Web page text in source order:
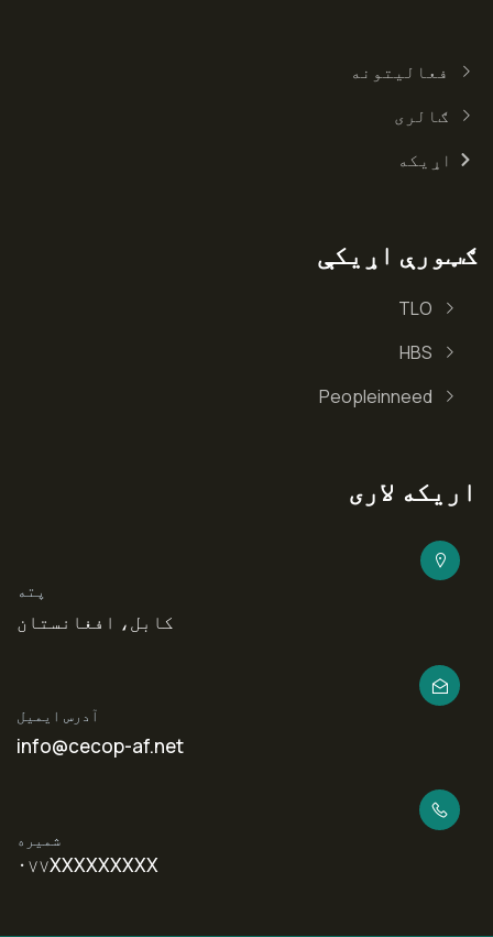
فعالیتونه
ګالری
اړیکه
ګټورې اړیکې
TLO
HBS
Peopleinneed
اریکه لاری
پته
کابل، افغانستان
آدرس ایمیل
info@cecop-af.net
شمیره
۰۷۷XXXXXXXXX